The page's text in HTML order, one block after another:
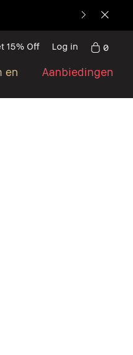
en
Aanbiedingen
15% Off Log in 0